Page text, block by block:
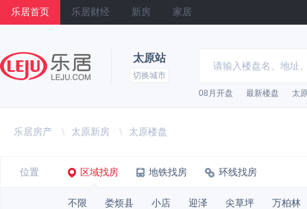
乐居首页 乐居财经 新房 家居
太原站
切换城市
08月开盘
最新楼盘 太
乐居房产 \ 太原新房 \ 太原楼盘
位置 区域找房 地铁找房 环线找房
不限 娄烦县 小店 迎泽 尖草坪 万柏林